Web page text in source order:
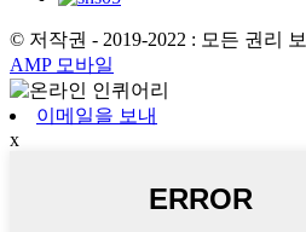
© 저작권 - 2019-2022 : 모든 권리
AMP 모바일
이메일을 보내
x